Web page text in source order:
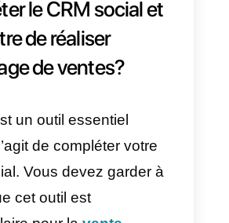
surveiller et collecter
interactions d’un
avec votre entreprise,
spécifiques. Cela
de mieux
nos prospects et